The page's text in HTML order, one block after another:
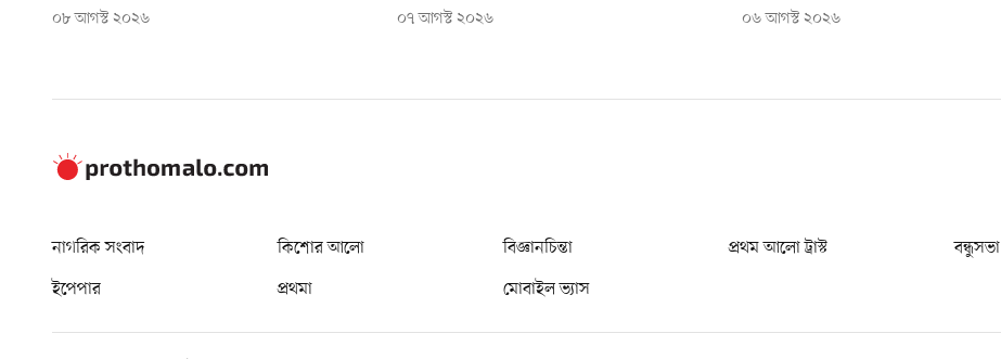
০৮ আগস্ট ২০২৬ ০৭ আগস্ট ২০২৬ ০৬ আগস্ট ২০২৬
নাগরিক সংবাদ কিশোর আলো বিজ্ঞানচিন্তা প্রথম আলো ট্রাস্ট বন্ধুসভা
ইপেপার
প্রথমা মোবাইল ভ্যাস